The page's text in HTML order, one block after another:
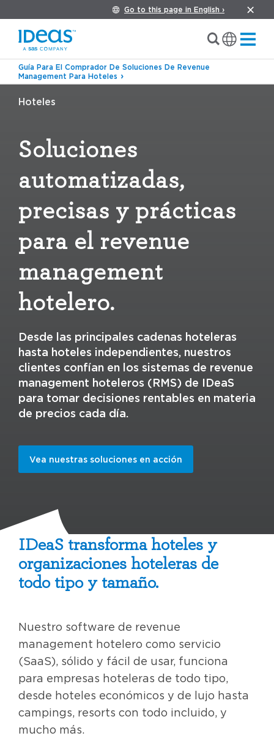
Go to this page in English ›
Guía Para El Comprador De Soluciones De Revenue
Management Para Hoteles
Hoteles
Soluciones
automatizadas,
precisas y prácticas
para el revenue
management
hotelero.
Desde las principales cadenas hoteleras
hasta hoteles independientes, nuestros
clientes confían en los sistemas de revenue
management hoteleros (RMS) de IDeaS
para tomar decisiones rentables en materia
de precios cada día.
Vea nuestras soluciones en acción
IDeaS transforma hoteles y
organizaciones hoteleras de
todo tipo y tamaño.
Nuestro software de revenue
management hotelero como servicio
(SaaS), sólido y fácil de usar, funciona
para empresas hoteleras de todo tipo,
desde hoteles económicos y de lujo hasta
campings, resorts con todo incluido, y
mucho más.